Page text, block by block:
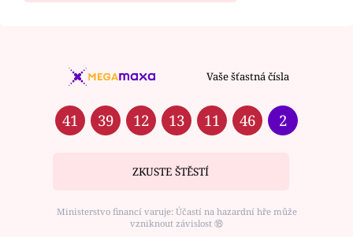
Vaše šťastná čísla
41 39 12 13 11 46 2
ZKUSTE ŠTĚSTÍ
Ministerstvo financí varuje: Účastí na hazardní hře může
vzniknout závislost ⑱